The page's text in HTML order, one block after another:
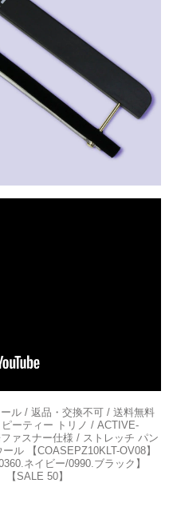
ル / 返品・交換不可 / 送料無料
ーティー トリノ / ACTIVE-
ァスナー仕様 / ストレッチ パン
ル 【COASEPZ10KLT-OV08】
ネイビー/0990.ブラック】
【SALE 50】